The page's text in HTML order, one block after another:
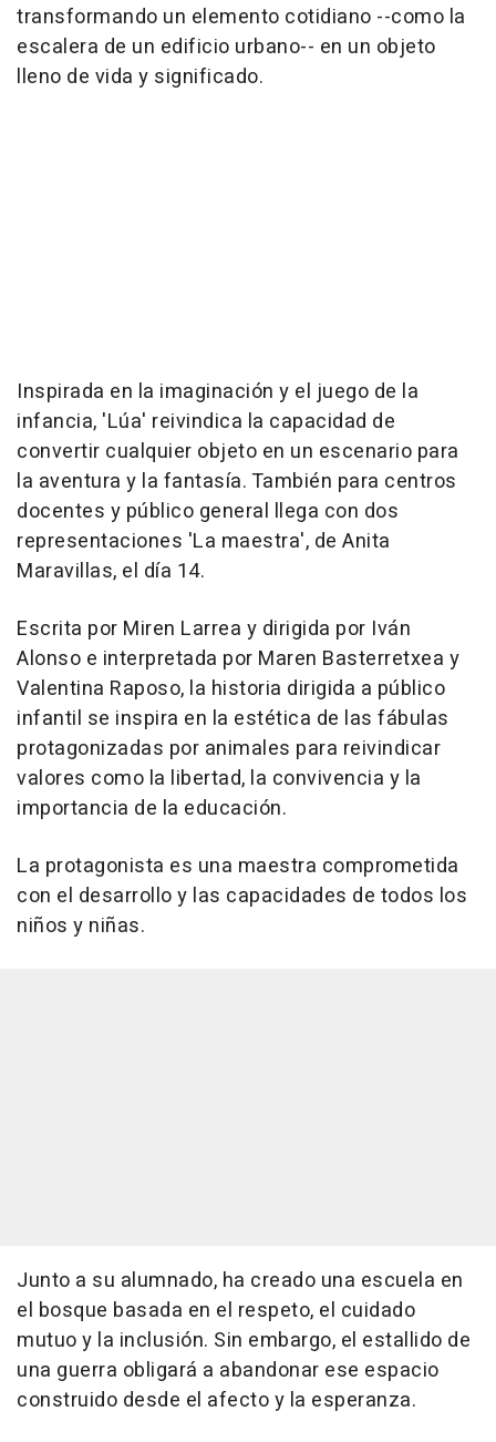
transformando un elemento cotidiano --como la
escalera de un edificio urbano-- en un objeto
lleno de vida y significado.
Inspirada en la imaginación y el juego de la
infancia, 'Lúa' reivindica la capacidad de
convertir cualquier objeto en un escenario para
la aventura y la fantasía. También para centros
docentes y público general llega con dos
representaciones 'La maestra', de Anita
Maravillas, el día 14.
Escrita por Miren Larrea y dirigida por Iván
Alonso e interpretada por Maren Basterretxea y
Valentina Raposo, la historia dirigida a público
infantil se inspira en la estética de las fábulas
protagonizadas por animales para reivindicar
valores como la libertad, la convivencia y la
importancia de la educación.
La protagonista es una maestra comprometida
con el desarrollo y las capacidades de todos los
niños y niñas.
Junto a su alumnado, ha creado una escuela en
el bosque basada en el respeto, el cuidado
mutuo y la inclusión. Sin embargo, el estallido de
una guerra obligará a abandonar ese espacio
construido desde el afecto y la esperanza.